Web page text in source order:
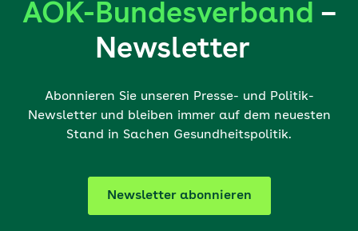
AOK-Bundesverband –
Newsletter
Abonnieren Sie unseren Presse- und Politik-
Newsletter und bleiben immer auf dem neuesten
Stand in Sachen Gesundheitspolitik.
Newsletter abonnieren